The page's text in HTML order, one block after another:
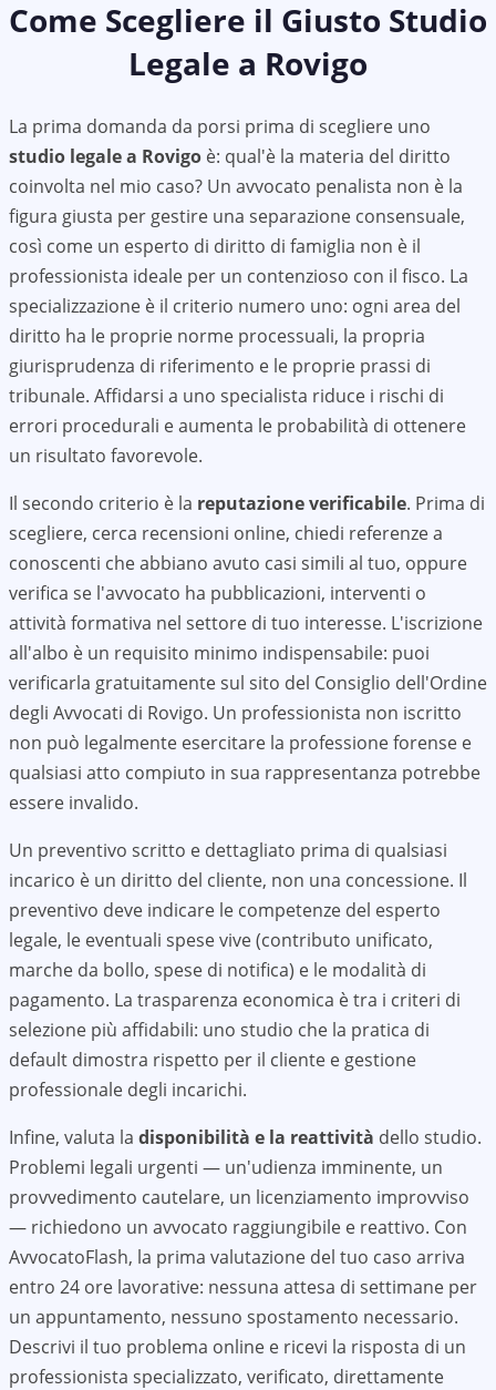
Come Scegliere il Giusto Studio
Legale a Rovigo
La prima domanda da porsi prima di scegliere uno
studio legale a Rovigo è: qual'è la materia del diritto
coinvolta nel mio caso? Un avvocato penalista non è la
figura giusta per gestire una separazione consensuale,
così come un esperto di diritto di famiglia non è il
professionista ideale per un contenzioso con il fisco. La
specializzazione è il criterio numero uno: ogni area del
diritto ha le proprie norme processuali, la propria
giurisprudenza di riferimento e le proprie prassi di
tribunale. Affidarsi a uno specialista riduce i rischi di
errori procedurali e aumenta le probabilità di ottenere
un risultato favorevole.
Il secondo criterio è la reputazione verificabile. Prima di
scegliere, cerca recensioni online, chiedi referenze a
conoscenti che abbiano avuto casi simili al tuo, oppure
verifica se l'avvocato ha pubblicazioni, interventi o
attività formativa nel settore di tuo interesse. L'iscrizione
all'albo è un requisito minimo indispensabile: puoi
verificarla gratuitamente sul sito del Consiglio dell'Ordine
degli Avvocati di Rovigo. Un professionista non iscritto
non può legalmente esercitare la professione forense e
qualsiasi atto compiuto in sua rappresentanza potrebbe
essere invalido.
Un preventivo scritto e dettagliato prima di qualsiasi
incarico è un diritto del cliente, non una concessione. Il
preventivo deve indicare le competenze del esperto
legale, le eventuali spese vive (contributo unificato,
marche da bollo, spese di notifica) e le modalità di
pagamento. La trasparenza economica è tra i criteri di
selezione più affidabili: uno studio che la pratica di
default dimostra rispetto per il cliente e gestione
professionale degli incarichi.
Infine, valuta la disponibilità e la reattività dello studio.
Problemi legali urgenti — un'udienza imminente, un
provvedimento cautelare, un licenziamento improvviso
— richiedono un avvocato raggiungibile e reattivo. Con
AvvocatoFlash, la prima valutazione del tuo caso arriva
entro 24 ore lavorative: nessuna attesa di settimane per
un appuntamento, nessuno spostamento necessario.
Descrivi il tuo problema online e ricevi la risposta di un
professionista specializzato, verificato, direttamente